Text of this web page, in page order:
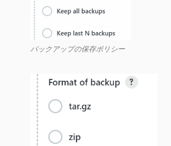
バックアップの保存ポリシー